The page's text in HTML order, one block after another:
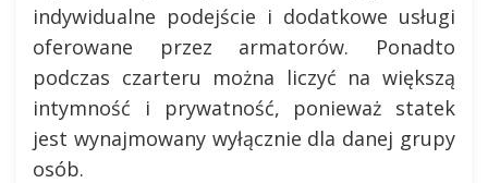
indywidualne podejście i dodatkowe usługi
oferowane przez armatorów. Ponadto
podczas czarteru można liczyć na większą
intymność i prywatność, ponieważ statek
jest wynajmowany wyłącznie dla danej grupy
osób.